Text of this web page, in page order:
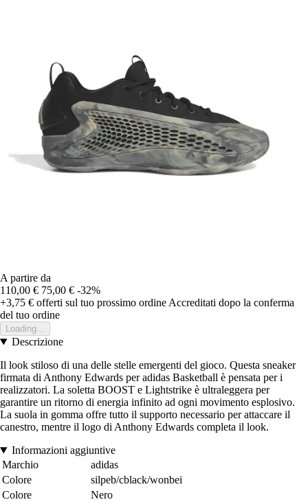
A partire da
110,00 € 75,00 € -32%
+3,75 € offerti sul tuo prossimo ordine Accreditati dopo la conferma
del tuo ordine
Loading...
Descrizione
Il look stiloso di una delle stelle emergenti del gioco. Questa sneaker
firmata di Anthony Edwards per adidas Basketball è pensata per i
realizzatori. La soletta BOOST e Lightstrike è ultraleggera per
garantire un ritorno di energia infinito ad ogni movimento esplosivo.
La suola in gomma offre tutto il supporto necessario per attaccare il
canestro, mentre il logo di Anthony Edwards completa il look.
Informazioni aggiuntive
Marchio
adidas
Colore
silpeb/cblack/wonbei
Colore
Nero